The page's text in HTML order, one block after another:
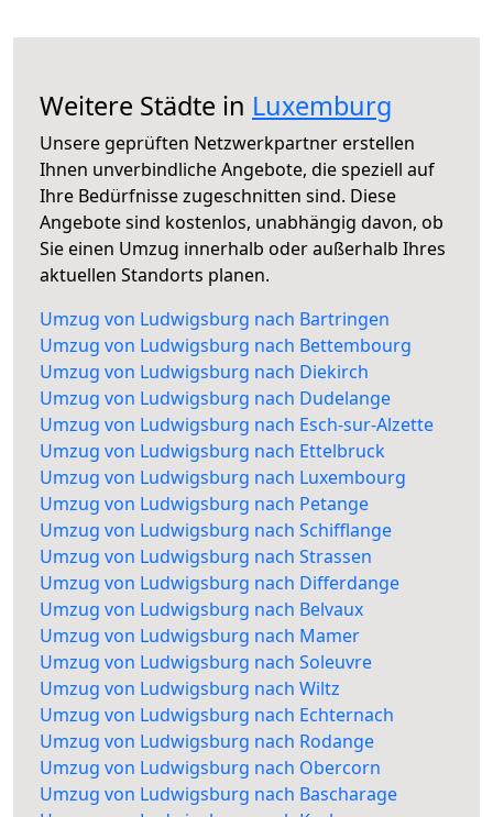
Weitere Städte in Luxemburg
Unsere geprüften Netzwerkpartner erstellen
Ihnen unverbindliche Angebote, die speziell auf
Ihre Bedürfnisse zugeschnitten sind. Diese
Angebote sind kostenlos, unabhängig davon, ob
Sie einen Umzug innerhalb oder außerhalb Ihres
aktuellen Standorts planen.
Umzug von Ludwigsburg nach Bartringen
Umzug von Ludwigsburg nach Bettembourg
Umzug von Ludwigsburg nach Diekirch
Umzug von Ludwigsburg nach Dudelange
Umzug von Ludwigsburg nach Esch-sur-Alzette
Umzug von Ludwigsburg nach Ettelbruck
Umzug von Ludwigsburg nach Luxembourg
Umzug von Ludwigsburg nach Petange
Umzug von Ludwigsburg nach Schifflange
Umzug von Ludwigsburg nach Strassen
Umzug von Ludwigsburg nach Differdange
Umzug von Ludwigsburg nach Belvaux
Umzug von Ludwigsburg nach Mamer
Umzug von Ludwigsburg nach Soleuvre
Umzug von Ludwigsburg nach Wiltz
Umzug von Ludwigsburg nach Echternach
Umzug von Ludwigsburg nach Rodange
Umzug von Ludwigsburg nach Obercorn
Umzug von Ludwigsburg nach Bascharage